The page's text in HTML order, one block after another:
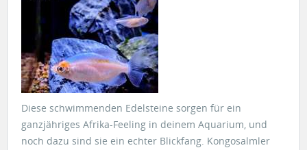
Diese schwimmenden Edelsteine sorgen für ein
ganzjähriges Afrika-Feeling in deinem Aquarium, und
noch dazu sind sie ein echter Blickfang. Kongosalmler